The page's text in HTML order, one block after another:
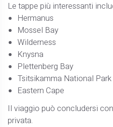
Le tappe più interessanti
Hermanus
Mossel Bay
Wilderness
Knysna
Plettenberg Bay
Tsitsikamma National Park
Eastern Cape
Il viaggio può concludersi
privata.